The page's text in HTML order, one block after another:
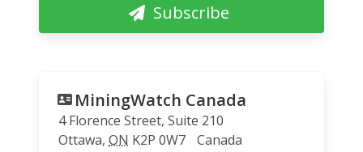
Subscribe
MiningWatch Canada
4 Florence Street, Suite 210
Ottawa, ON K2P 0W7
Canada